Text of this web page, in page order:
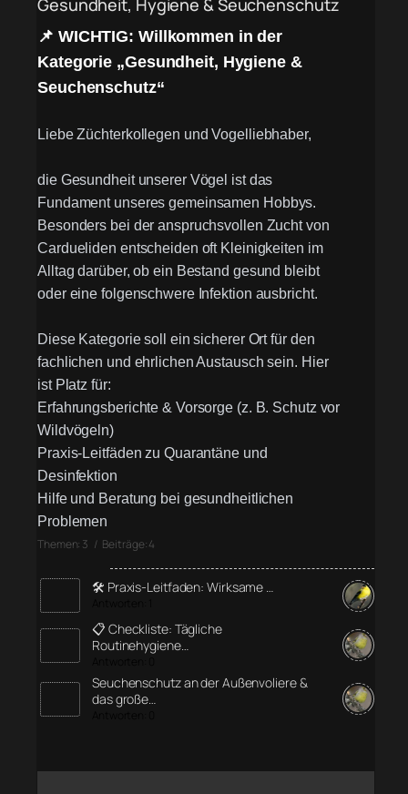
📌 WICHTIG: Willkommen in der
Kategorie „Gesundheit, Hygiene &
Seuchenschutz“
Liebe Züchterkollegen und Vogelliebhaber,
die Gesundheit unserer Vögel ist das
Fundament unseres gemeinsamen Hobbys.
Besonders bei der anspruchsvollen Zucht von
Cardueliden entscheiden oft Kleinigkeiten im
Alltag darüber, ob ein Bestand gesund bleibt
oder eine folgenschwere Infektion ausbricht.
Diese Kategorie soll ein sicherer Ort für den
fachlichen und ehrlichen Austausch sein. Hier
ist Platz für:
Erfahrungsberichte & Vorsorge (z. B. Schutz vor
Wildvögeln)
Praxis-Leitfäden zu Quarantäne und
Desinfektion
Hilfe und Beratung bei gesundheitlichen
Problemen
Themen: 3 / Beiträge: 4
🛠️ Praxis-Leitfaden: Wirksame …
📋 Checkliste: Tägliche
Routinehygiene…
Seuchenschutz an der Außenvoliere &
das große…